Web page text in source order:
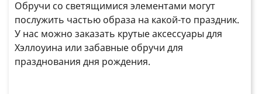
Обручи со светящимися элементами могут
послужить частью образа на какой-то праздник.
У нас можно заказать крутые аксессуары для
Хэллоуина или забавные обручи для
празднования дня рождения.